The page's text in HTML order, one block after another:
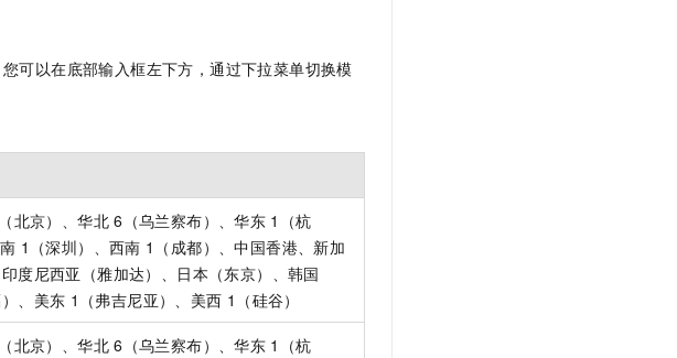
可以在底部输入框左下方，通过下拉菜单切换模
北京）、华北 6（乌兰察布）、华东 1（杭
1（深圳）、西南 1（成都）、中国香港、新加
度尼西亚（雅加达）、日本（东京）、韩国
、美东 1（弗吉尼亚）、美西 1（硅谷）
北京）、华北 6（乌兰察布）、华东 1（杭